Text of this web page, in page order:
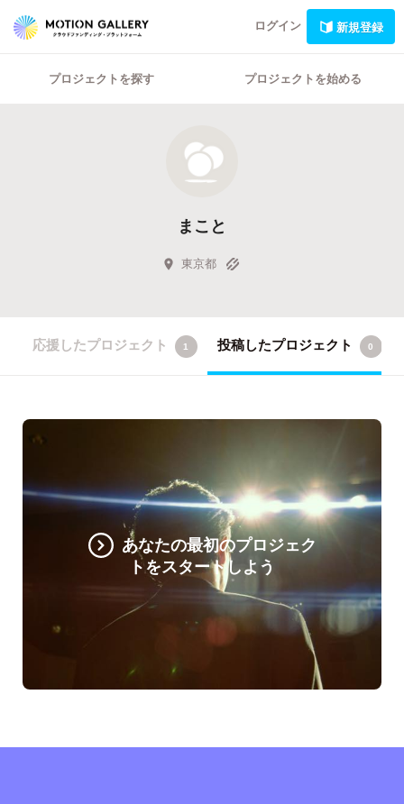
ログイン 新規登録
プロジェクトを探す プロジェクトを始める
まこと
東京都
応援したプロジェクト 1 投稿したプロジェクト 0
あなたの最初のプロジェク
トをスタートしよう